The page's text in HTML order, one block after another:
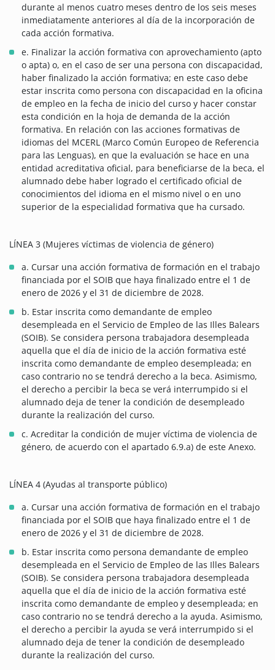
durante al menos cuatro meses dentro de los seis meses
inmediatamente anteriores al día de la incorporación de
cada acción formativa.
e. Finalizar la acción formativa con aprovechamiento (apto
o apta) o, en el caso de ser una persona con discapacidad,
haber finalizado la acción formativa; en este caso debe
estar inscrita como persona con discapacidad en la oficina
de empleo en la fecha de inicio del curso y hacer constar
esta condición en la hoja de demanda de la acción
formativa. En relación con las acciones formativas de
idiomas del MCERL (Marco Común Europeo de Referencia
para las Lenguas), en que la evaluación se hace en una
entidad acreditativa oficial, para beneficiarse de la beca, el
alumnado debe haber logrado el certificado oficial de
conocimientos del idioma en el mismo nivel o en uno
superior de la especialidad formativa que ha cursado.
LÍNEA 3 (Mujeres víctimas de violencia de género)
a. Cursar una acción formativa de formación en el trabajo
financiada por el SOIB que haya finalizado entre el 1 de
enero de 2026 y el 31 de diciembre de 2028.
b. Estar inscrita como demandante de empleo
desempleada en el Servicio de Empleo de las Illes Balears
(SOIB). Se considera persona trabajadora desempleada
aquella que el día de inicio de la acción formativa esté
inscrita como demandante de empleo desempleada; en
caso contrario no se tendrá derecho a la beca. Asimismo,
el derecho a percibir la beca se verá interrumpido si el
alumnado deja de tener la condición de desempleado
durante la realización del curso.
c. Acreditar la condición de mujer víctima de violencia de
género, de acuerdo con el apartado 6.9.a) de este Anexo.
LÍNEA 4 (Ayudas al transporte público)
a. Cursar una acción formativa de formación en el trabajo
financiada por el SOIB que haya finalizado entre el 1 de
enero de 2026 y el 31 de diciembre de 2028.
b. Estar inscrita como persona demandante de empleo
desempleada en el Servicio de Empleo de las Illes Balears
(SOIB). Se considera persona trabajadora desempleada
aquella que el día de inicio de la acción formativa esté
inscrita como demandante de empleo y desempleada; en
caso contrario no se tendrá derecho a la ayuda. Asimismo,
el derecho a percibir la ayuda se verá interrumpido si el
alumnado deja de tener la condición de desempleado
durante la realización del curso.